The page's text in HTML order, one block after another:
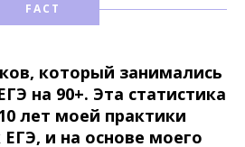
FACT
который занимались
на 90+. Эта статистика
лет моей практики
и на основе моего